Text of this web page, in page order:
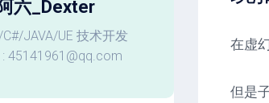
六_Dexter
JAVA/UE 技术开发
: 45141961@qq.com
在虚
但是